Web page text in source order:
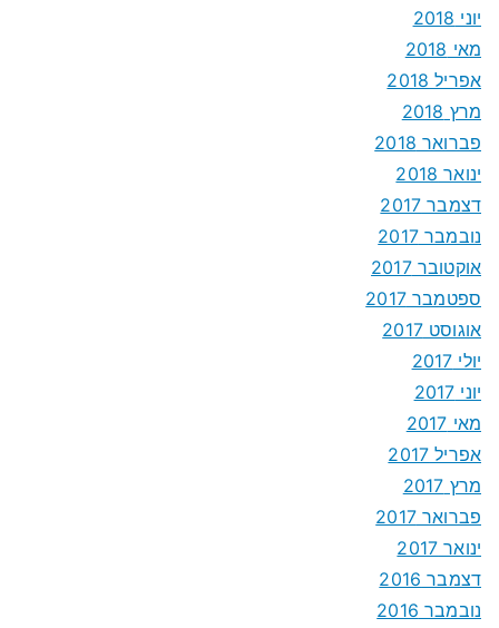
יוני 2018
מאי 2018
אפריל 2018
מרץ 2018
פברואר 2018
ינואר 2018
דצמבר 2017
נובמבר 2017
אוקטובר 2017
ספטמבר 2017
אוגוסט 2017
יולי 2017
יוני 2017
מאי 2017
אפריל 2017
מרץ 2017
פברואר 2017
ינואר 2017
דצמבר 2016
נובמבר 2016